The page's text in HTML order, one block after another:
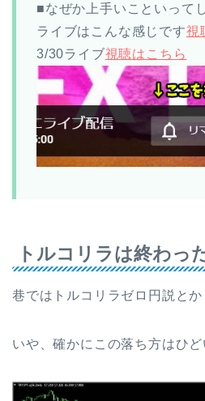
■なぜか上手いこといって
ライブはこんな感じです視
3/30ライブ視聴はこちら
トルコリラは終わっ
巷ではトルコリラゼロ円説とか
いや、確かにこの落ち方はひど